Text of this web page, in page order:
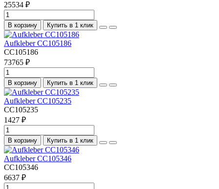
25534 ₽
В корзину Купить в 1 клик
Aufkleber CC105186
CC105186
73765 ₽
В корзину Купить в 1 клик
Aufkleber CC105235
CC105235
1427 ₽
В корзину Купить в 1 клик
Aufkleber CC105346
CC105346
6637 ₽